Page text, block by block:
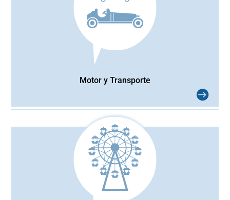
Motor y Transporte